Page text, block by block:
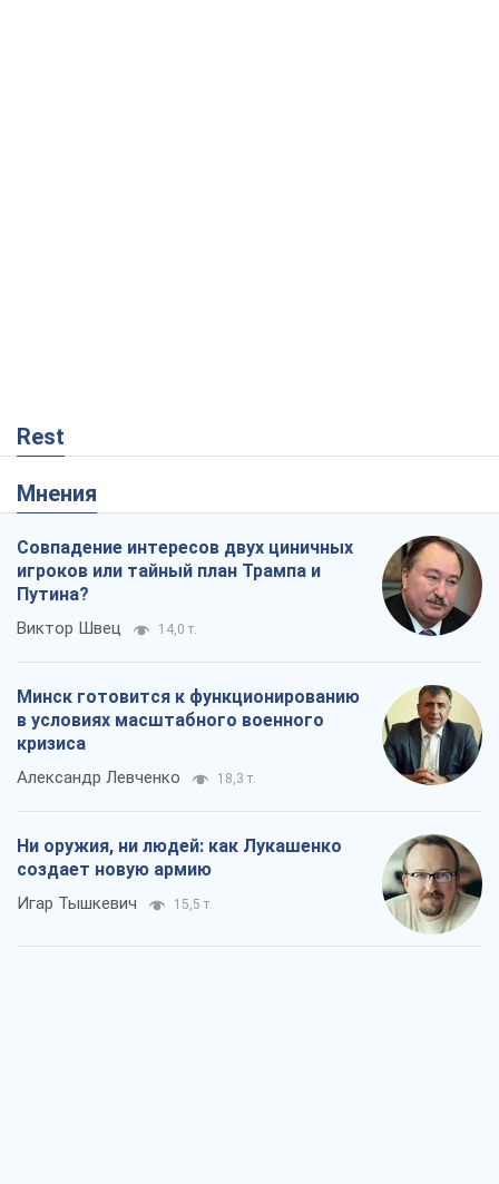
Rest
Мнения
Совпадение интересов двух циничных
игроков или тайный план Трампа и
Путина?
Виктор Швец 14,0 т.
Минск готовится к функционированию
в условиях масштабного военного
кризиса
Александр Левченко 18,3 т.
Ни оружия, ни людей: как Лукашенко
создает новую армию
Игар Тышкевич 15,5 т.